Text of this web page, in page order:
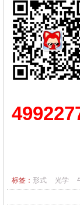
标签： 形式 光学